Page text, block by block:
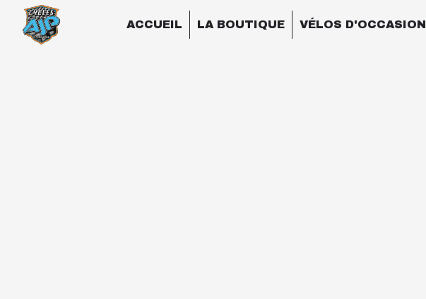
ACCUEIL LA BOUTIQUE VÉLOS D'OCCASION
Panneau de gestion des cookies